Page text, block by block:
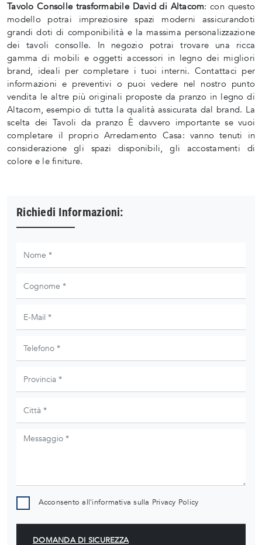
Tavolo Consolle trasformabile David di Altacom: con questo
modello potrai impreziosire spazi moderni assicurandoti
grandi doti di componibilità e la massima personalizzazione
dei tavoli consolle. In negozio potrai trovare una ricca
gamma di mobili e oggetti accessori in legno dei migliori
brand, ideali per completare i tuoi interni. Contattaci per
informazioni e preventivi o puoi vedere nel nostro punto
vendita le altre più originali proposte da pranzo in legno di
Altacom, esempio di tutta la qualità assicurata dal brand. La
scelta dei Tavoli da pranzo È davvero importante se vuoi
completare il proprio Arredamento Casa: vanno tenuti in
considerazione gli spazi disponibili, gli accostamenti di
colore e le finiture.
Richiedi Informazioni:
Acconsento all'informativa sulla Privacy Policy
DOMANDA DI SICUREZZA